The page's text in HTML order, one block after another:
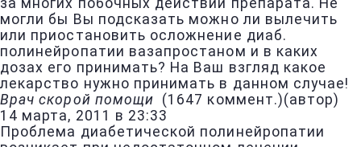
за многих побочных действий препарата. Не
могли бы Вы подсказать можно ли вылечить
или приостановить осложнение диаб.
полинейропатии вазапростаном и в каких
дозах его принимать? На Ваш взгляд какое
лекарство нужно принимать в данном случае!
Врач скорой помощи (1647 коммент.)(автор)
14 марта, 2011 в 23:33
Проблема диабетической полинейропатии